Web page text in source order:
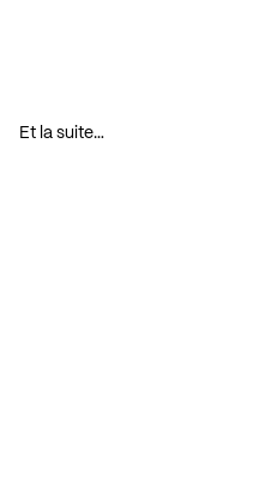
Et la suite…